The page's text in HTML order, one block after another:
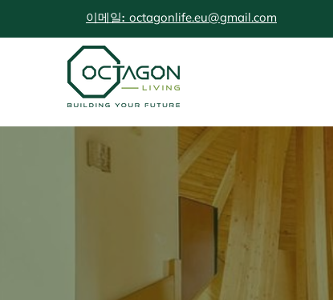
이메일: octagonlife.eu@gmail.com